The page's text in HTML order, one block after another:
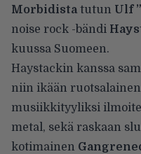
Morbidistatutun Ulf
noise rock -bändi
kuussa Suomeen.
Haystackin kanssa
niin ikään ruotsalainen
musiikkityyliksi
metal, sekä raskaan
kotimainen